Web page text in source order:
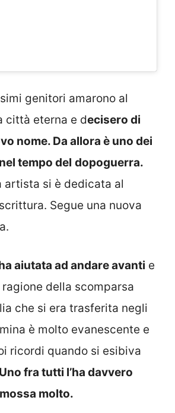
genitori amarono al
città eterna e decisero di
nome. Da allora è uno dei
tempo del dopoguerra.
artista si è dedicata al
Segue una nuova
aiutata ad andare avanti e
della scomparsa
che si era trasferita negli
è molto evanescente e
ricordi quando si esibiva
Uno fra tutti l’ha davvero
molto.